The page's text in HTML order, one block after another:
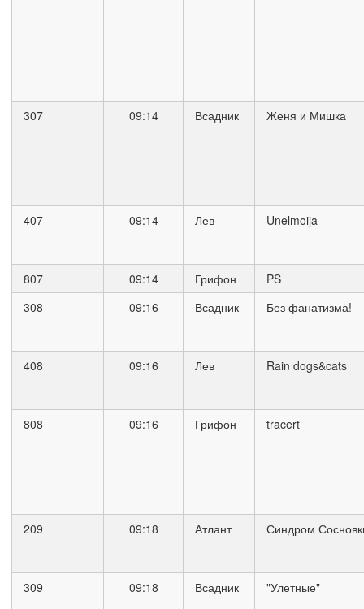
307 09:14 Всадник Женя и Мишка
407 09:14 Лев Unelmoija
807 09:14 Грифон
PS
308
09:16 Всадник Без фанатизма!
408 09:16 Лев Rain dogs&cats
808 09:16 Грифон tracert
209 09:18 Атлант Синдром
309 09:18 Всадник "Улетные"